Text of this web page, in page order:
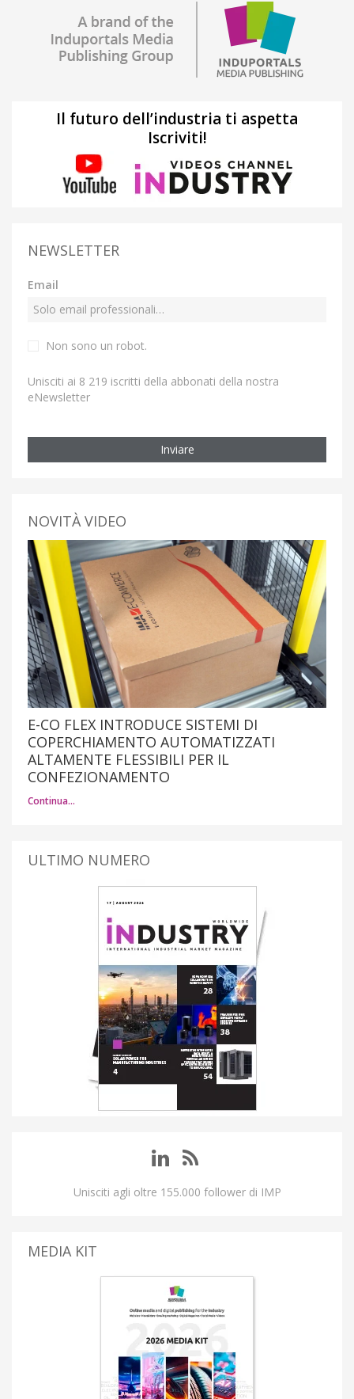
Il futuro dell’industria ti aspetta
Iscriviti!
NEWSLETTER
Email
Non sono un robot.
Unisciti ai 8 219 iscritti della abbonati della nostra
eNewsletter
Inviare
NOVITÀ VIDEO
E-CO FLEX INTRODUCE SISTEMI DI
COPERCHIAMENTO AUTOMATIZZATI
ALTAMENTE FLESSIBILI PER IL
CONFEZIONAMENTO
Continua…
ULTIMO NUMERO
Unisciti agli oltre 155.000 follower di IMP
MEDIA KIT